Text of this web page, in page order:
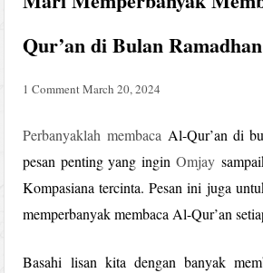
Qur’an di Bulan Ramadhan
1 CommentMarch 20, 2024
Perbanyaklah membaca Al-Qur’an di
pesan penting yang inginOmjay
Kompasiana tercinta. Pesan ini juga
memperbanyak membaca Al-Qur’an
Basahi lisan kita dengan banyak